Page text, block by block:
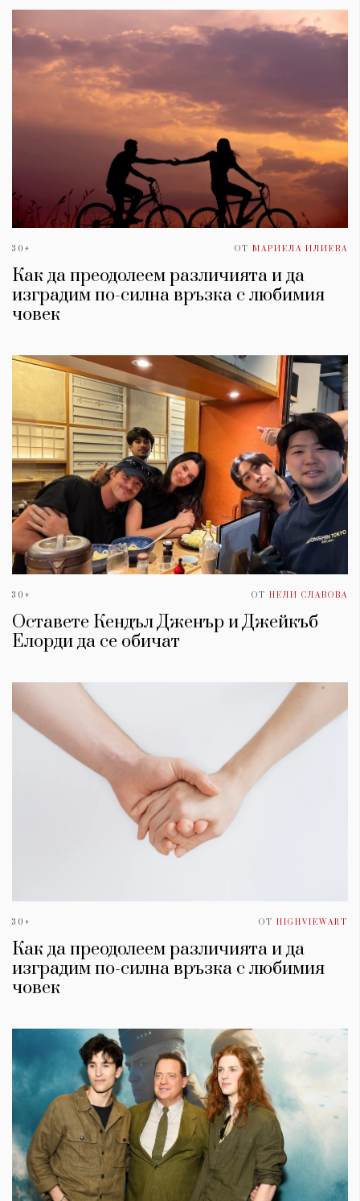
30+ ОТ МАРИЕЛА ИЛИЕВА
Как да преодолеем различията и да
изградим по-силна връзка с любимия
човек
30+ ОТ НЕЛИ СЛАВОВА
Оставете Кендъл Дженър и Джейкъб
Елорди да се обичат
30+ ОТ HIGHVIEWART
Как да преодолеем различията и да
изградим по-силна връзка с любимия
човек